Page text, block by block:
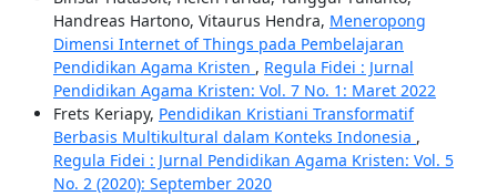
Handreas Hartono, Vitaurus Hendra, Meneropong
Dimensi Internet of Things pada Pembelajaran
Pendidikan Agama Kristen , Regula Fidei : Jurnal
Pendidikan Agama Kristen: Vol. 7 No. 1: Maret 2022
Frets Keriapy, Pendidikan Kristiani Transformatif
Berbasis Multikultural dalam Konteks Indonesia ,
Regula Fidei : Jurnal Pendidikan Agama Kristen: Vol. 5
No. 2 (2020): September 2020